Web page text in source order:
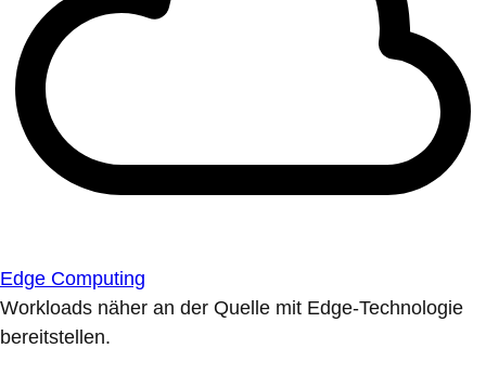
Edge Computing
Workloads näher an der Quelle mit Edge-Technologie
bereitstellen.